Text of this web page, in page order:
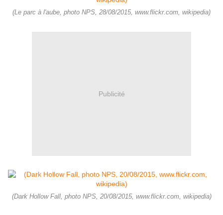
(Le parc à l'aube, photo NPS, 28/08/2015, www.flickr.com, wikipedia)
Publicité
(Dark Hollow Fall, photo NPS, 20/08/2015, www.flickr.com, wikipedia)